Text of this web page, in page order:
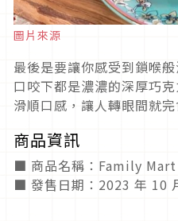
圖片來源
最後是要讓你感受到鎖喉
口咬下都是濃濃的深厚巧
滑順口感，讓人轉眼間就完
商品資訊
■ 商品名稱：Family Mart
■ 發售日期：2023 年 10